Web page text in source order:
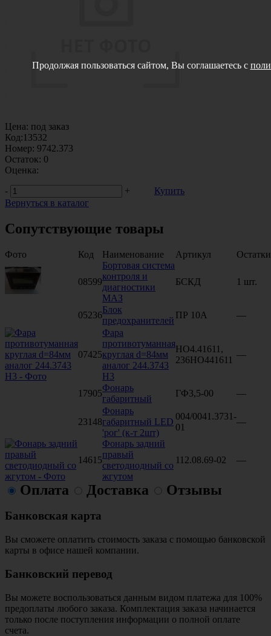
Цена: под заказ
Код:13532
Номер: 9742.373
Остаток: 0
Оценка:
-
+
Купить
Вернуться в каталог
Сопутствующие товары
Фото Код Наименование Артикул Остатки
08599
Бортовая система
контроля и
диагностики
МАЗ
БСКД 1 шт.
05236
Блок
предохранителей
ПР 10А —
07425
Фара
противотуманная
круглая d=84мм
аналог 244.3743
H3
НО4.41611,
236HO441611
—
17905
Фонарь
габаритный
ГФ3,5-00 —
23148
Фонарь
габаритный LED
'рог' (к-т 2шт)
004/0041.3731-
01
—
14615
Фонарь задний
правый
светодиодный со
жгутом
112.08.69-02 —
Оплата Доставка Отзывы
Банковская карта
Вы сможете оплатить стоимость заказа с помощью банковской
карты в офисе нашей компании.
Банковский перевод
Вы можете воспользоваться данным видом платежа для 100%
предоплаты любого заказа. Комплектация заказа начинается
только после поступления информации о полной оплате
счета.
Продолжая пользоваться сайтом, Вы соглашаетесь с